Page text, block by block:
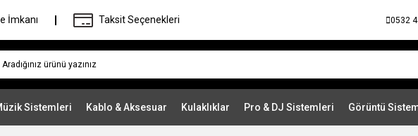
İmkanı Taksit Seçenekleri 0532
Sistemleri Kablo & Aksesuar Kulaklıklar Pro & DJ Sistemleri Görüntü